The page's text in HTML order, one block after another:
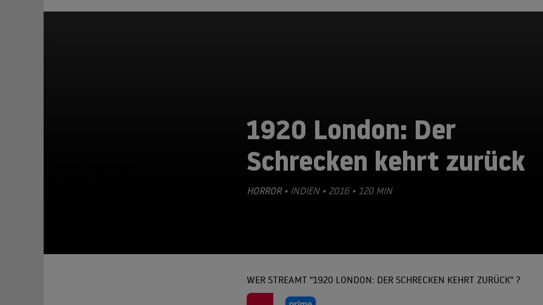
1920 London: Der
Schrecken kehrt zurück
HORROR• INDIEN • 2016 • 120 MIN
WER STREAMT "1920 LONDON: DER SCHRECKEN KEHRT ZURÜCK" ?